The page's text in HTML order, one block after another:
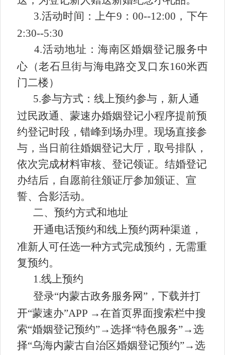
3.活动时间：上午9：00--12:00，下午
2:30--5:30
4.活动地址：海南区婚姻登记服务中
心（老石旦街与海电路交叉口东160米西
门二楼）
5.参与方式：线上预约参与，新人通
过民政通、蒙速办婚姻登记小程序提前预
约登记时段，错峰到场办理。现场直接参
与，当日前往婚姻登记大厅，取号排队，
依次完成材料审核、登记领证。结婚登记
办结后，自愿前往颁证厅参加颁证、宣
誓、合影活动。
二、预约方式和地址
开通电话预约和线上预约两种渠道，
准新人可任选一种方式完成预约，无需重
复预约。
1.线上预约
登录“内蒙古政务服务网” ， 下载并打
开“蒙速办”APP →在首页界面搜索栏中搜
索“婚姻登记预约”→选择“特色服务”→选
择“乌海内蒙古自治区婚姻登记预约”→选